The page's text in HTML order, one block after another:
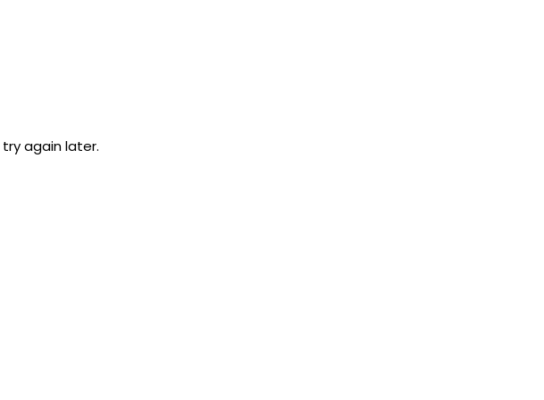
again later.